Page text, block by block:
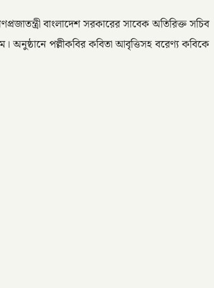
বাংলাদেশ সরকারের সাবেক অতিরিক্ত সচিব
অনুষ্ঠানে পল্লীকবির কবিতা আবৃত্তিসহ বরেণ্য কবিকে